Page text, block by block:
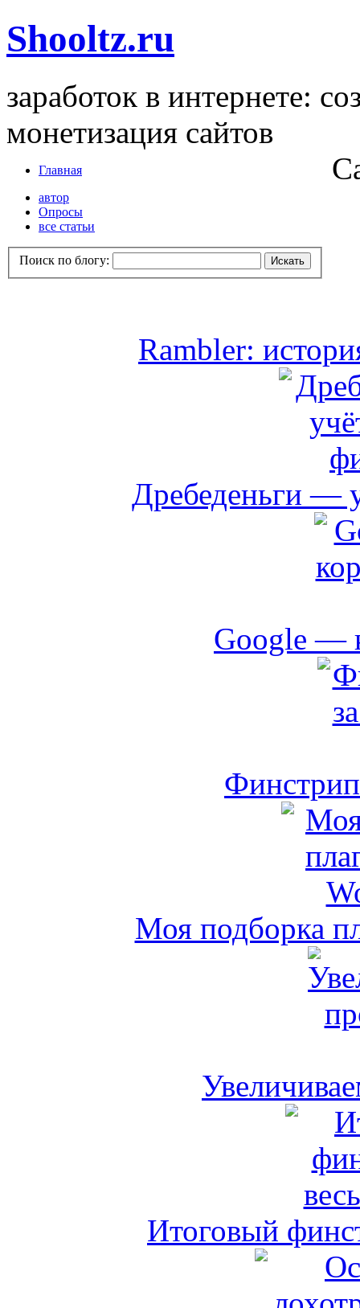
Shooltz.ru
заработок в интернете:
монетизация сайтов
Главная
автор
Опросы
все статьи
Поиск по блогу:
Rambler:
Дребеденьги —
Google —
Моя подборка
Итоговый